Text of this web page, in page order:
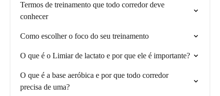
Termos de treinamento que todo corredor deve
conhecer
Como escolher o foco do seu treinamento
O que é o Limiar de lactato e por que ele é importante?
O que é a base aeróbica e por que todo corredor
precisa de uma?